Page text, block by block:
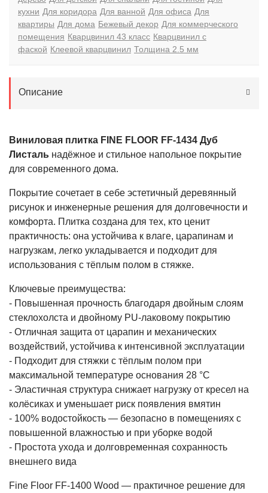
кухни Для коридора Для ванной Для офиса Для
квартиры Для дома Бежевый декор Для коммерческого
помещения Кварцвинил 43 класс Кварцвинил с
фаской Клеевой кварцвинил Толщина 2.5 мм
Описание
Виниловая плитка FINE FLOOR FF-1434 Дуб
Листаль надёжное и стильное напольное покрытие
для современного дома.
Покрытие сочетает в себе эстетичный деревянный
рисунок и инженерные решения для долговечности и
комфорта. Плитка создана для тех, кто ценит
практичность: она устойчива к влаге, царапинам и
нагрузкам, легко укладывается и подходит для
использования с тёплым полом в стяжке.
Ключевые преимущества:
- Повышенная прочность благодаря двойным слоям
стеклохолста и двойному PU‑лаковому покрытию
- Отличная защитa от царапин и механических
воздействий, устойчива к интенсивной эксплуатации
- Подходит для стяжки с тёплым полом при
максимальной температуре основания 28 °C
- Эластичная структура снижает нагрузку от кресел на
колёсиках и уменьшает риск появления вмятин
- 100% водостойкость — безопасно в помещениях с
повышенной влажностью и при уборке водой
- Простота ухода и долговременная сохранность
внешнего вида
Fine Floor FF-1400 Wood — практичное решение для